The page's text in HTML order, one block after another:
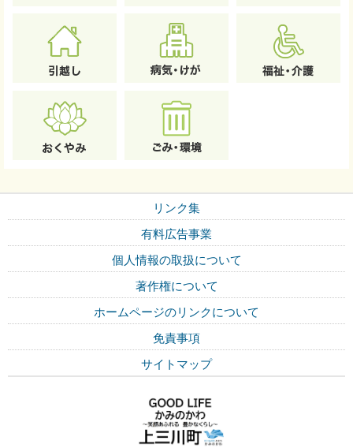
リンク集
有料広告事業
個人情報の取扱について
著作権について
ホームページのリンクについて
免責事項
サイトマップ